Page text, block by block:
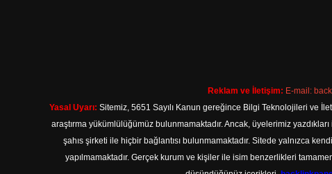
Reklam ve İletişim: E-mail:
Yasal Uyarı: Sitemiz, 5651 Sayılı Kanun gereğince Bilgi Teknolojileri ve
araştırma yükümlülüğümüz bulunmamaktadır. Ancak, üyelerimiz
şahıs şirketi ile hiçbir bağlantısı bulunmamaktadır. Sitede yalnızca
yapılmamaktadır. Gerçek kurum ve kişiler ile isim benzerlikleri